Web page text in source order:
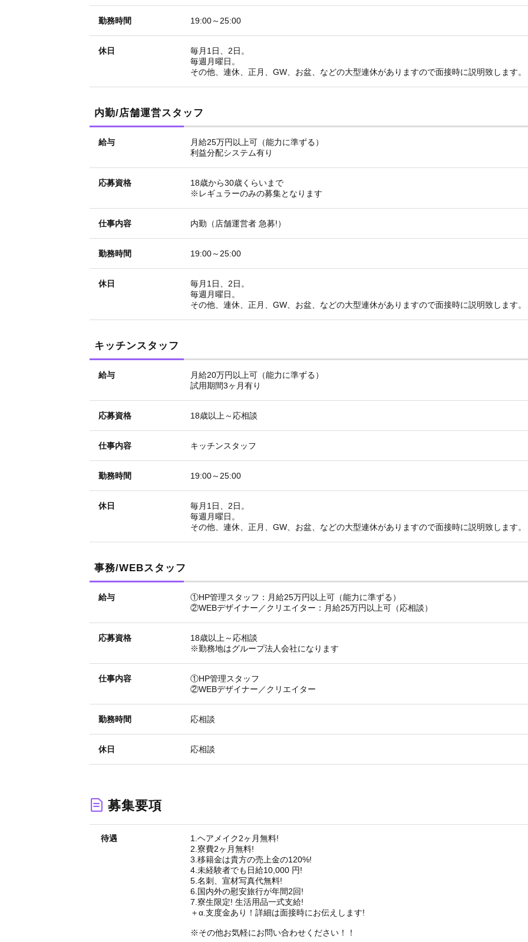
勤務時間 19:00～25:00
休日
毎月1日、2日。
毎週月曜日。
その他、連休、正月、GW、お盆、などの大型連休がありますので面接時に説明致します。
内勤/店舗運営スタッフ
給与
月給25万円以上可（能力に準ずる）
利益分配システム有り
応募資格
18歳から30歳くらいまで
※レギュラーのみの募集となります
仕事内容 内勤（店舗運営者 急募!）
勤務時間 19:00～25:00
休日
毎月1日、2日。
毎週月曜日。
その他、連休、正月、GW、お盆、などの大型連休がありますので面接時に説明致します。
キッチンスタッフ
給与
月給20万円以上可（能力に準ずる）
試用期間3ヶ月有り
応募資格 18歳以上～応相談
仕事内容 キッチンスタッフ
勤務時間 19:00～25:00
休日
毎月1日、2日。
毎週月曜日。
その他、連休、正月、GW、お盆、などの大型連休がありますので面接時に説明致します。
事務/WEBスタッフ
給与
①HP管理スタッフ：月給25万円以上可（能力に準ずる）
②WEBデザイナー／クリエイター：月給25万円以上可（応相談）
応募資格
18歳以上～応相談
※勤務地はグループ法人会社になります
仕事内容
①HP管理スタッフ
②WEBデザイナー／クリエイター
勤務時間 応相談
休日 応相談
募集要項
待遇
1.ヘアメイク2ヶ月無料!
2.寮費2ヶ月無料!
3.移籍金は貴方の売上金の120%!
4.未経験者でも日給10,000 円!
5.名刺、宣材写真代無料!
6.国内外の慰安旅行が年間2回!
7.寮生限定! 生活用品一式支給!
＋α.支度金あり！詳細は面接時にお伝えします!
※その他お気軽にお問い合わせください！！